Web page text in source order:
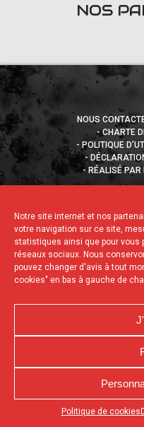
Notre site internet et nos
votre navigation sur ce site,
statistiques ainsi que pour vous
réseaux sociaux. Nous
pouvez changer d'avis à tout
cookies" en bas à gauche de
Politique de cookies
Appuyez sur le bouton
NOS
NOUS
CHARTE
POLITIQUE
RÉALISÉ PAR